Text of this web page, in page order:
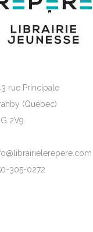
rue Principale
(Québec)
2V9
305-0272